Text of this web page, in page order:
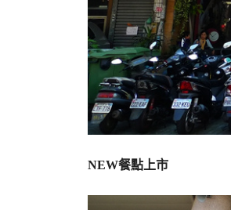
NEW餐點上市